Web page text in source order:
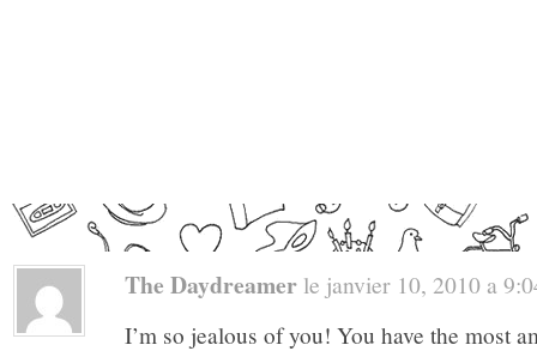
The Daydreamer le janvier 10, 2010 a
I’m so jealous of you! You have the most